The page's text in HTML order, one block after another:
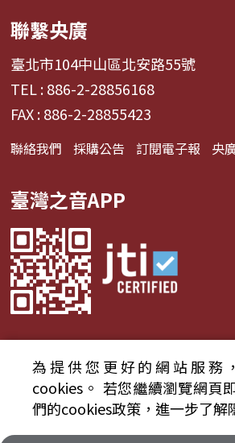
聯繫央廣
臺北市104中山區北安路55號
TEL : 886-2-28856168
FAX : 886-2-28855423
聯絡我們 採購公告 訂閱電子報 央
臺灣之音APP
© 2024財團法人中央廣播電
資通安全政策聲明
服務條款
為提供您更好的網站服務
cookies。 若您繼續瀏覽網頁
們的cookies政策，進一步了解